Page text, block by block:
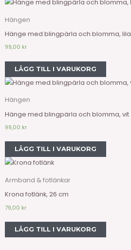
Hängen
Hänge med blingpärla och blomma, lila
99,00 kr
LÄGG TILL I VARUKORG
Hängen
Hänge med blingpärla och blomma, vit
99,00 kr
LÄGG TILL I VARUKORG
Armband & fotlänkar
Krona fotlänk, 26 cm
79,00 kr
LÄGG TILL I VARUKORG